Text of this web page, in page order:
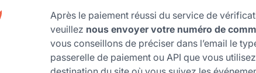
Après le paiement réussi du service de
veuillez nous envoyer votre numéro de
vous conseillons de préciser dans l’email le
passerelle de paiement ou API que vous